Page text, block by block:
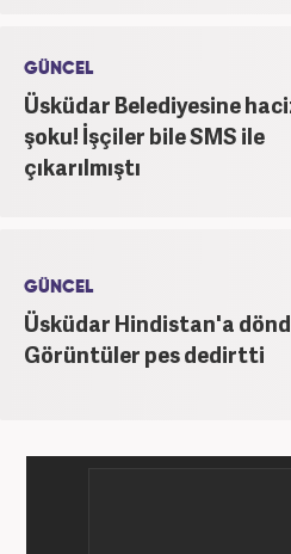
GÜNCEL
Üsküdar Belediyesine
şoku! İşçiler bile SMS ile
çıkarılmıştı
GÜNCEL
Üsküdar Hindistan'a
Görüntüler pes dedirtti